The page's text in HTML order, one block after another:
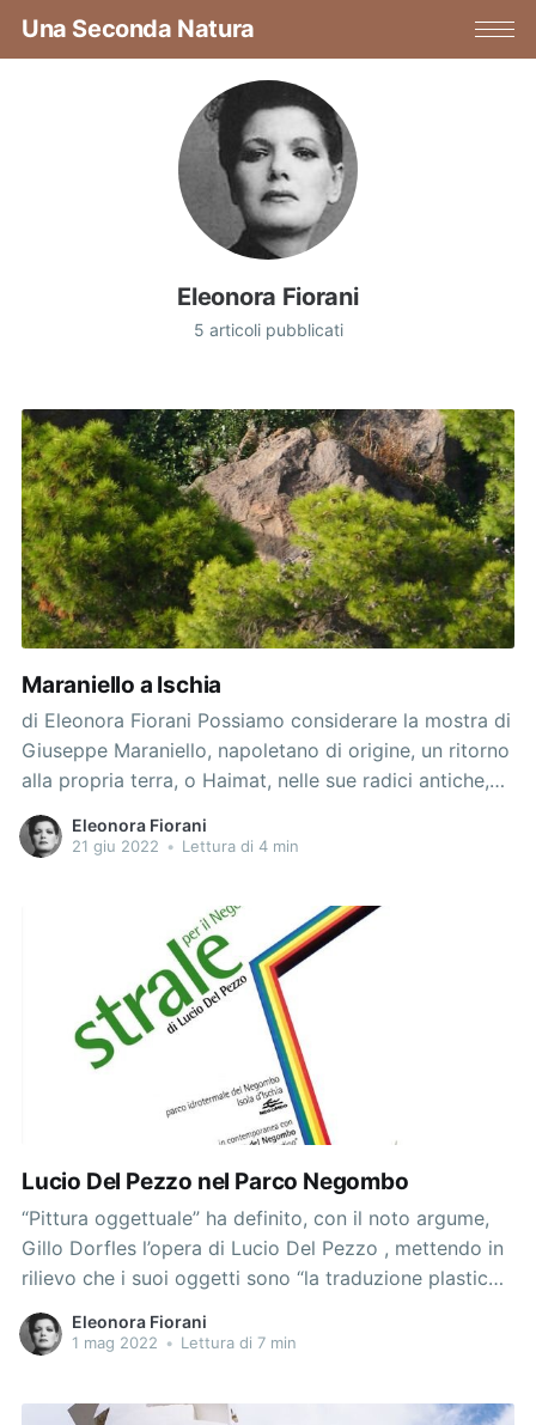
Una Seconda Natura
Eleonora Fiorani
5 articoli pubblicati
Maraniello a Ischia
di Eleonora Fiorani Possiamo considerare la mostra di
Giuseppe Maraniello, napoletano di origine, un ritorno
alla propria terra, o Haimat, nelle sue radici antiche,
da cui ci sembra nascere la magia e la vocazione
poeticamente e sottilmente metafisica della sua
Eleonora Fiorani
21 giu 2022 • Lettura di 4 min
Lucio Del Pezzo nel Parco Negombo
“Pittura oggettuale” ha definito, con il noto argume,
Gillo Dorfles l’opera di Lucio Del Pezzo , mettendo in
rilievo che i suoi oggetti sono “la traduzione plastico-
cromatica di un’atmosfera metafisica”, che è però
gioiosa e ironica verso l’attuale mondo popolato di
Eleonora Fiorani
1 mag 2022 • Lettura di 7 min